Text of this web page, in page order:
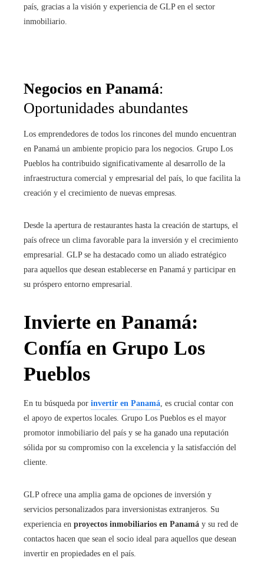
país, gracias a la visión y experiencia de GLP en el sector
inmobiliario.
Negocios en Panamá:
Oportunidades abundantes
Los emprendedores de todos los rincones del mundo encuentran
en Panamá un ambiente propicio para los negocios. Grupo Los
Pueblos ha contribuido significativamente al desarrollo de la
infraestructura comercial y empresarial del país, lo que facilita la
creación y el crecimiento de nuevas empresas.
Desde la apertura de restaurantes hasta la creación de startups, el
país ofrece un clima favorable para la inversión y el crecimiento
empresarial. GLP se ha destacado como un aliado estratégico
para aquellos que desean establecerse en Panamá y participar en
su próspero entorno empresarial.
Invierte en Panamá:
Confía en Grupo Los
Pueblos
En tu búsqueda por invertir en Panamá, es crucial contar con
el apoyo de expertos locales. Grupo Los Pueblos es el mayor
promotor inmobiliario del país y se ha ganado una reputación
sólida por su compromiso con la excelencia y la satisfacción del
cliente.
GLP ofrece una amplia gama de opciones de inversión y
servicios personalizados para inversionistas extranjeros. Su
experiencia en proyectos inmobiliarios en Panamá y su red de
contactos hacen que sean el socio ideal para aquellos que desean
invertir en propiedades en el país.